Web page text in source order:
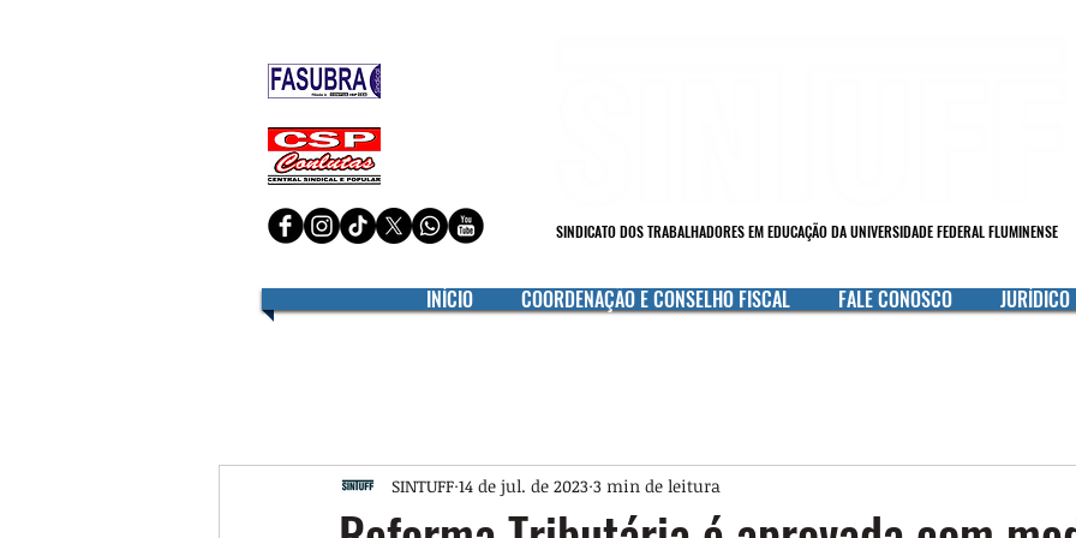
SINDICATO DOS TRABALHADORES EM EDUCAÇÃO DA UNIVERSIDADE FEDERAL FLUMINENSE
INÍCIO COORDENAÇÃO E CONSELHO FISCAL FALE CONOSCO JURÍDICO
SINTUFF 14 de jul. de 2023 3 min de leitura